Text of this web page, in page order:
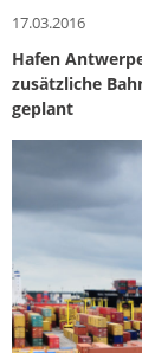
17.03.2016
Hafen
zusätzliche
geplant